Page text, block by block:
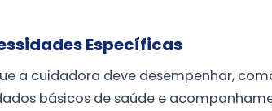
Específicas
a cuidadora deve desempenhar,
básicos de saúde e